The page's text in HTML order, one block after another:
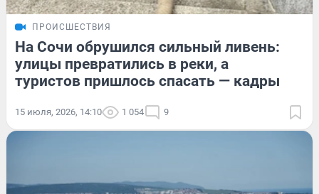
ПРОИСШЕСТВИЯ
На Сочи обрушился сильный ливень:
улицы превратились в реки, а
туристов пришлось спасать — кадры
15 июля, 2026, 14:10 1 054 9